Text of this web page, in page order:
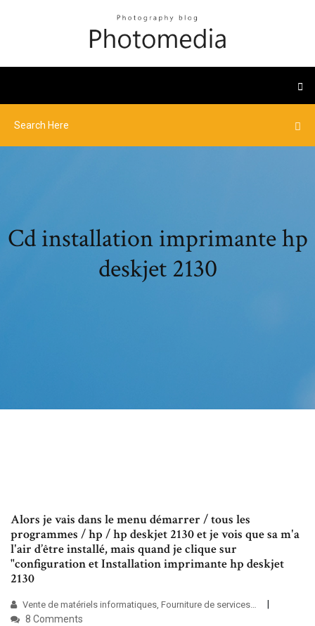
Cd installation imprimante hp
deskjet 2130
Alors je vais dans le menu démarrer / tous les
programmes / hp / hp deskjet 2130 et je vois que sa m'a
l'air d’être installé, mais quand je clique sur
"configuration et Installation imprimante hp deskjet
2130
Vente de matériels informatiques, Fourniture de services…
8 Comments